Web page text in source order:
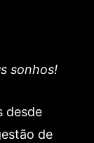
sonhos!
desde
de